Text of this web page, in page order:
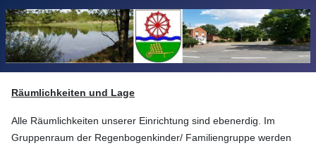
Räumlichkeiten und Lage
Alle Räumlichkeiten unserer Einrichtung sind ebenerdig. Im
Gruppenraum der Regenbogenkinder/ Familiengruppe werden